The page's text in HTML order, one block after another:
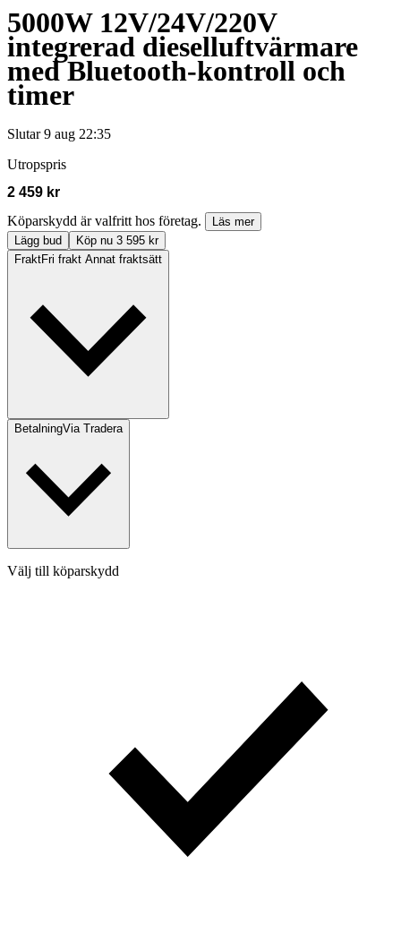
5000W 12V/24V/220V
integrerad dieselluftvärmare
med Bluetooth-kontroll och
timer
Slutar 9 aug 22:35
Utropspris
2 459 kr
Köparskydd är valfritt hos företag.
Läs mer
Lägg bud
Köp nu 3 595 kr
FraktFri frakt Annat fraktsätt
BetalningVia Tradera
Välj till köparskydd